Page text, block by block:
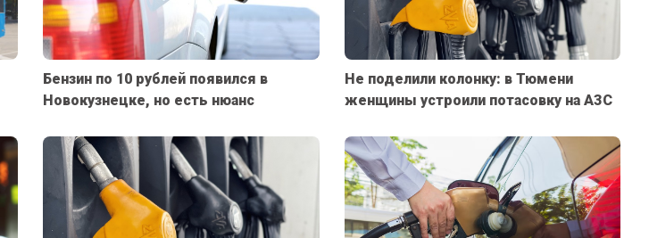
Бензин по 10 рублей появился в
Новокузнецке, но есть нюанс
Не поделили колонку: в Тюмени
женщины устроили потасовку на АЗС